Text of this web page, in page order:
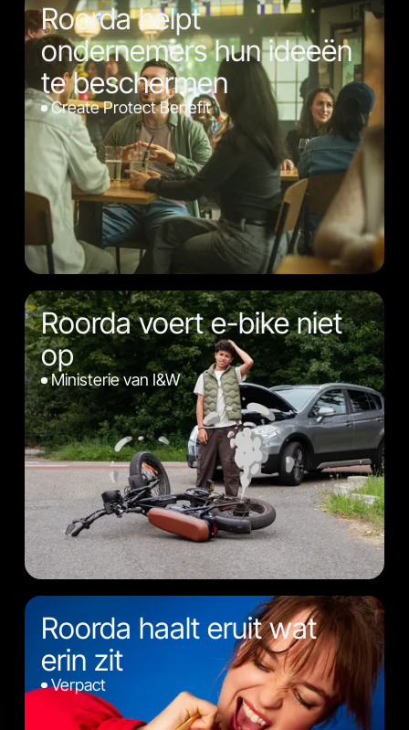
Roorda helpt
ondernemers hun ideeën
te beschermen
Create Protect Benefit
Roorda voert e-bike niet
op
Ministerie van I&W
Roorda haalt eruit wat
erin zit
Verpact